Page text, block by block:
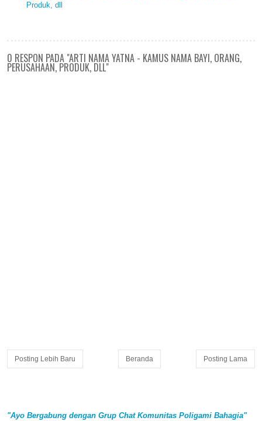
Produk, dll
0 RESPON PADA "ARTI NAMA YATNA - KAMUS NAMA BAYI, ORANG,
PERUSAHAAN, PRODUK, DLL"
Posting Lebih Baru Posting Lama
Beranda
"Ayo Bergabung dengan Grup Chat Komunitas Poligami Bahagia"